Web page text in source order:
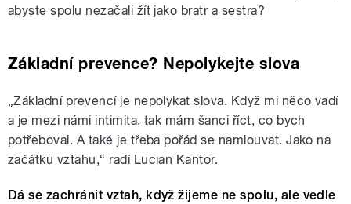
abyste spolu nezačali žít jako bratr a sestra?
Základní prevence? Nepolykejte slova
„Základní prevencí je nepolykat slova. Když mi něco vadí
a je mezi námi intimita, tak mám šanci říct, co bych
potřeboval. A také je třeba pořád se namlouvat. Jako na
začátku vztahu,“ radí Lucian Kantor.
Dá se zachránit vztah, když žijeme ne spolu, ale vedle